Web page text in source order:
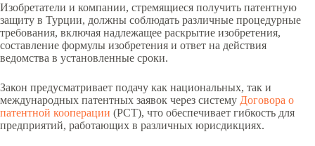
Изобретатели и компании, стремящиеся получить патентную
защиту в Турции, должны соблюдать различные процедурные
требования, включая надлежащее раскрытие изобретения,
составление формулы изобретения и ответ на действия
ведомства в установленные сроки.
Закон предусматривает подачу как национальных, так и
международных патентных заявок через систему Договора о
патентной кооперации (PCT), что обеспечивает гибкость для
предприятий, работающих в различных юрисдикциях.